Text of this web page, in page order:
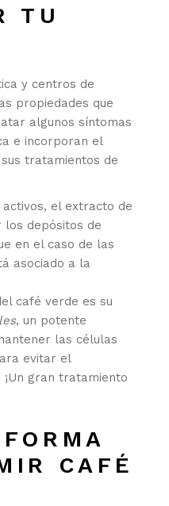
TU
y centros de
propiedades que
algunos síntomas
e incorporan el
tratamientos de
el extracto de
los depósitos de
en el caso de las
asociado a la
café verde es su
, un potente
las células
evitar el
gran tratamiento
CAFÉ